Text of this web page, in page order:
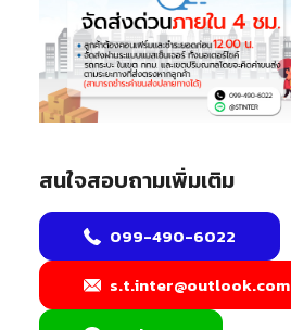
สนใจสอบถามเพิ่มเติม
099-490-6022
s.t.inter@outlook.com